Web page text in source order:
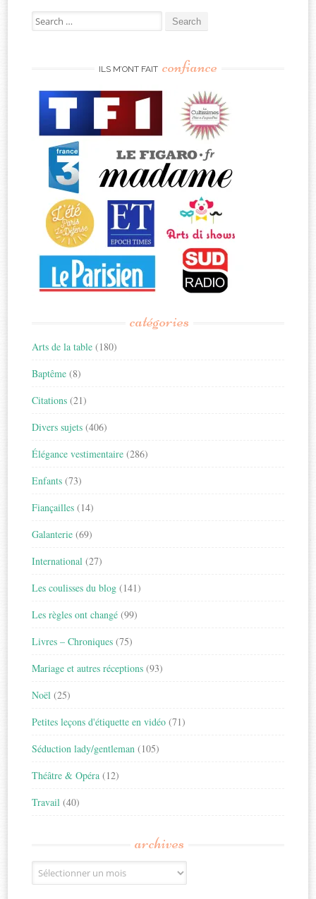
Search
for:
ILS M’ONT FAIT confiance
catégories
Arts de la table (180)
Baptême (8)
Citations (21)
Divers sujets (406)
Élégance vestimentaire (286)
Enfants (73)
Fiançailles (14)
Galanterie (69)
International (27)
Les coulisses du blog (141)
Les règles ont changé (99)
Livres – Chroniques (75)
Mariage et autres réceptions (93)
Noël (25)
Petites leçons d'étiquette en vidéo (71)
Séduction lady/gentleman (105)
Théâtre & Opéra (12)
Travail (40)
archives
Archives